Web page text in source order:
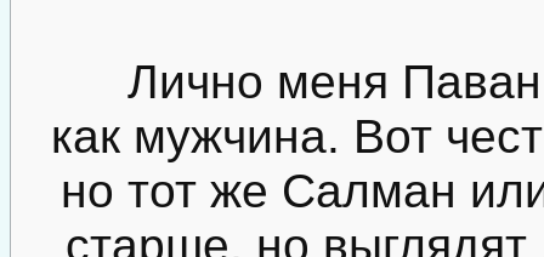
Лично меня
как мужчина. Вот
но тот же Салман
старше, но